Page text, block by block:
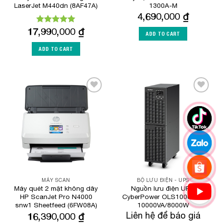
LaserJet M440dn (8AF47A)
Rated 5.00
out of 5
17,990,000 ₫
ADD TO CART
1300A-M
4,690,000 ₫
ADD TO CART
Add to
Wishlist
MÁY SCAN
Máy quét 2 mặt không dây
HP ScanJet Pro N4000
snw1 Sheetfeed (6FW08A)
16,390,000 ₫
Wishlist
BỘ LƯU ĐIỆN - UPS
Nguồn lưu điện UPS
CyberPower OLS10000EC
10000VA/8000W
Liên hệ để báo giá